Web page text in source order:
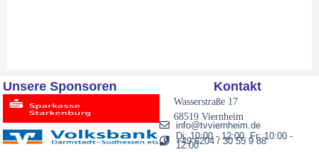
Unsere Sponsoren Kontakt
Wasserstraße 17
68519 Viernheim
info@tvviernheim.de
+49 6204 / 30 55 9 88
Di: 10:00 - 12:00, Fr: 10:00 -
12:00